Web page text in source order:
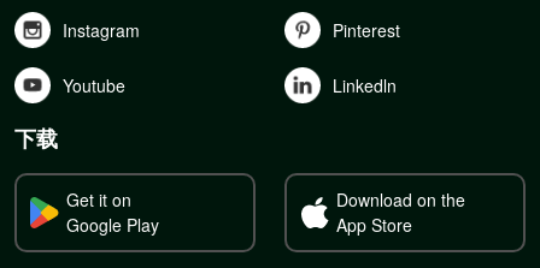
Instagram Pinterest
Youtube Linkedln
下载
Get it on
Google Play
Download on the
App Store